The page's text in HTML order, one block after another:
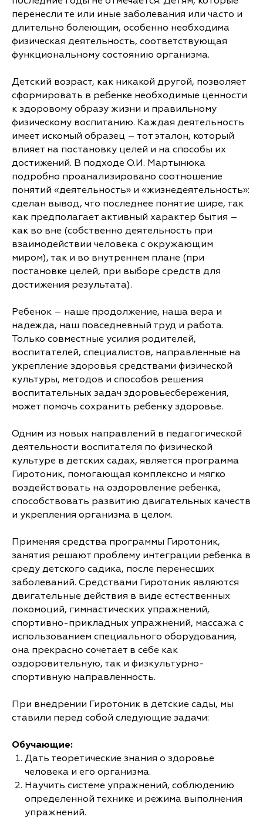
перенесли те или иные заболевания или часто и
длительно болеющим, особенно необходима
физическая деятельность, соответствующая
функциональному состоянию организма.
Детский возраст, как никакой другой, позволяет
сформировать в ребенке необходимые ценности
к здоровому образу жизни и правильному
физическому воспитанию. Каждая деятельность
имеет искомый образец – тот эталон, который
влияет на постановку целей и на способы их
достижений. В подходе О.И. Мартынюка
подробно проанализировано соотношение
понятий «деятельность» и «жизнедеятельность»:
сделан вывод, что последнее понятие шире, так
как предполагает активный характер бытия –
как во вне (собственно деятельность при
взаимодействии человека с окружающим
миром), так и во внутреннем плане (при
постановке целей, при выборе средств для
достижения результата).
Ребенок – наше продолжение, наша вера и
надежда, наш повседневный труд и работа.
Только совместные усилия родителей,
воспитателей, специалистов, направленные на
укрепление здоровья средствами физической
культуры, методов и способов решения
воспитательных задач здоровьесбережения,
может помочь сохранить ребенку здоровье.
Одним из новых направлений в педагогической
деятельности воспитателя по физической
культуре в детских садах, является программа
Гиротоник, помогающая комплексно и мягко
воздействовать на оздоровление ребенка,
способствовать развитию двигательных качеств
и укрепления организма в целом.
Применяя средства программы Гиротоник,
занятия решают проблему интеграции ребенка в
среду детского садика, после перенесших
заболеваний. Средствами Гиротоник являются
двигательные действия в виде естественных
локомоций, гимнастических упражнений,
спортивно-прикладных упражнений, массажа с
использованием специального оборудования,
она прекрасно сочетает в себе как
оздоровительную, так и физкультурно-
спортивную направленность.
При внедрении Гиротоник в детские сады, мы
ставили перед собой следующие задачи:
Обучающие:
Дать теоретические знания о здоровье
человека и его организма.
Научить системе упражнений, соблюдению
определенной технике и режима выполнения
упражнений.